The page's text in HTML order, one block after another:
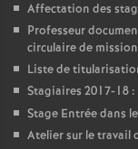
Affectation des
Professeur
circulaire de
Liste de
Stagiaires 2017-18
Stage Entrée dans
Atelier sur le travail